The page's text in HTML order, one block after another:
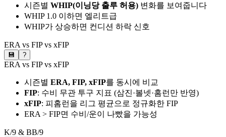
시즌별 WHIP(이닝당 출루 허용) 변화를 보여줍니다
WHIP 1.0 이하면 엘리트급
WHIP가 상승하면 컨디션 하락 신호
ERA vs FIP vs xFIP
💾 ?
ERA vs FIP vs xFIP
시즌별 ERA, FIP, xFIP를 동시에 비교
FIP: 수비 무관 투구 지표 (삼진·볼넷·홈런만 반영)
xFIP: 피홈런을 리그 평균으로 정규화한 FIP
ERA > FIP면 수비/운이 나빴을 가능성
K/9 & BB/9